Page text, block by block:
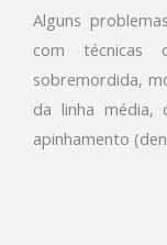
Alguns
com técnicas
sobremordida,
da linha média,
apinhamento